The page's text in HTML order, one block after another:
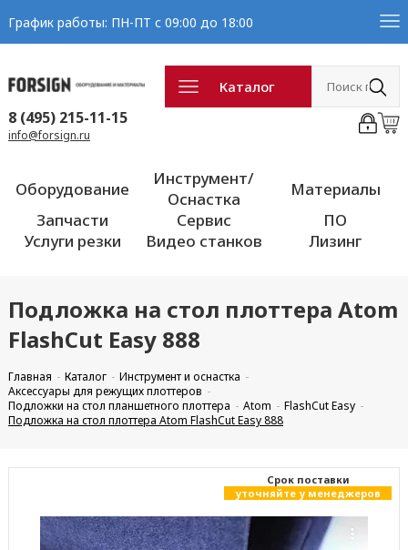
График работы: ПН-ПТ с 09:00 до 18:00
Каталог
8 (495) 215-11-15
info@forsign.ru
Оборудование
Инструмент/
Оснастка
Материалы
Запчасти
Сервис
ПО
Услуги резки
Видео станков Лизинг
Подложка на стол плоттера Atom
FlashCut Easy 888
Главная Каталог
Инструмент и оснастка
Аксессуары для режущих плоттеров
Подложки на стол планшетного плоттера
Atom
FlashCut Easy
Подложка на стол плоттера Atom FlashCut Easy 888
Cрок поставки
уточняйте у менеджеров